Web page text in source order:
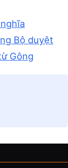
Bộ duyệt
Gông